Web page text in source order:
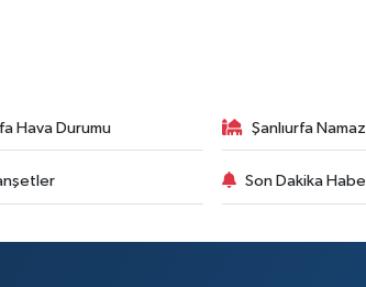
Hava Durumu Şanlıurfa
Son Dakika